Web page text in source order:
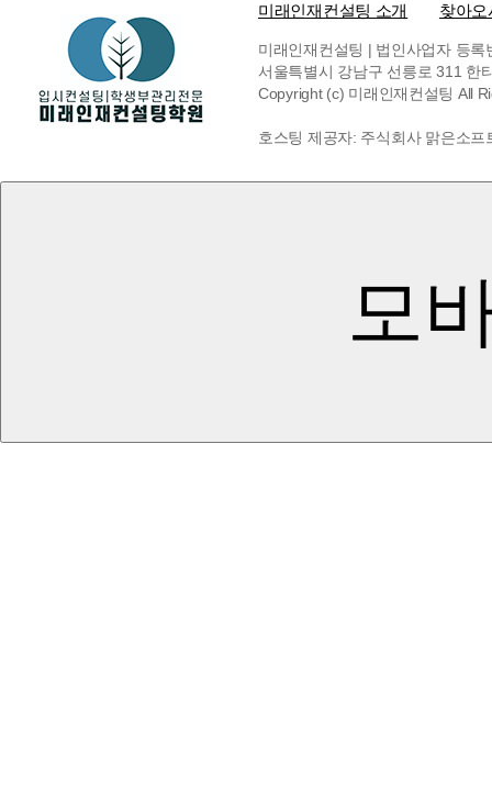
미래인재컨설팅 소개 찾아
미래인재컨설팅 | 법인사업자 등
서울특별시 강남구 선릉로 311 한
Copyright (c) 미래인재컨설팅 All
호스팅 제공자: 주식회사 맑은소
모